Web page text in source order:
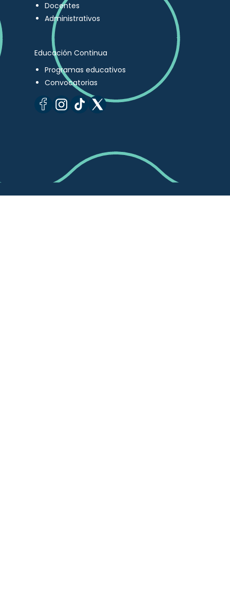
Docentes
Administrativos
Educación Continua
Programas educativos
Convocatorias